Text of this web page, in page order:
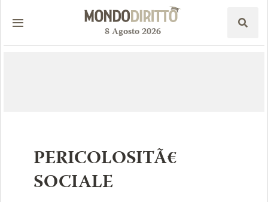
8Agosto2026
PERICOLOSITÃ€
SOCIALE